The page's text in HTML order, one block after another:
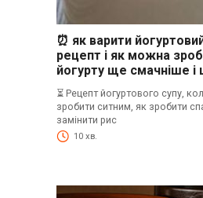
⏰ як варити
рецепт і як можна
йогурту ще смачніше
⏳ Рецепт йогуртового супу,
зробити ситним, як зробити
замінити рис
10 хв.